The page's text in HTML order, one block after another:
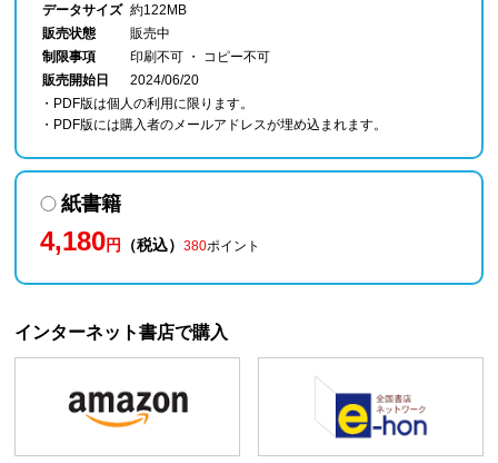
データサイズ 約122MB
販売状態
販売中
制限事項
印刷不可 ・ コピー不可
販売開始日
2024/06/20
・PDF版は個人の利用に限ります。
・PDF版には購入者のメールアドレスが埋め込まれます。
紙書籍
4,180円 （税込）380ポイント
インターネット書店で購入